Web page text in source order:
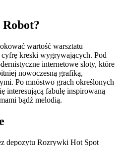
wartość warsztatu
kreski wygrywających. Pod
internetowe sloty, które
nowoczesną grafiką,
Po mnóstwo grach określonych
interesującą fabułę inspirowaną
bądź melodią.